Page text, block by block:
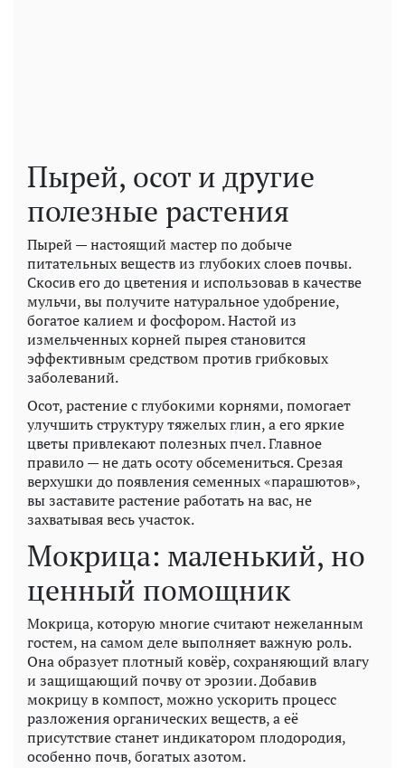
Пырей, осот и другие
полезные растения
Пырей — настоящий мастер по добыче
питательных веществ из глубоких слоев почвы.
Скосив его до цветения и использовав в качестве
мульчи, вы получите натуральное удобрение,
богатое калием и фосфором. Настой из
измельченных корней пырея становится
эффективным средством против грибковых
заболеваний.
Осот, растение с глубокими корнями, помогает
улучшить структуру тяжелых глин, а его яркие
цветы привлекают полезных пчел. Главное
правило — не дать осоту обсемениться. Срезая
верхушки до появления семенных «парашютов»,
вы заставите растение работать на вас, не
захватывая весь участок.
Мокрица: маленький, но
ценный помощник
Мокрица, которую многие считают нежеланным
гостем, на самом деле выполняет важную роль.
Она образует плотный ковёр, сохраняющий влагу
и защищающий почву от эрозии. Добавив
мокрицу в компост, можно ускорить процесс
разложения органических веществ, а её
присутствие станет индикатором плодородия,
особенно почв, богатых азотом.